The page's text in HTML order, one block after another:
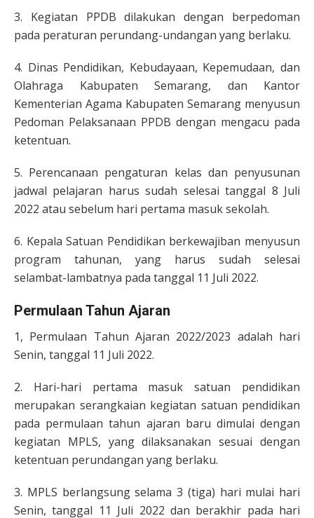
3. Kegiatan PPDB dilakukan dengan berpedoman
pada peraturan perundang-undangan yang berlaku.
4. Dinas Pendidikan, Kebudayaan, Kepemudaan, dan
Olahraga Kabupaten Semarang, dan Kantor
Kementerian Agama Kabupaten Semarang menyusun
Pedoman Pelaksanaan PPDB dengan mengacu pada
ketentuan.
5. Perencanaan pengaturan kelas dan penyusunan
jadwal pelajaran harus sudah selesai tanggal 8 Juli
2022 atau sebelum hari pertama masuk sekolah.
6. Kepala Satuan Pendidikan berkewajiban menyusun
program tahunan, yang harus sudah selesai
selambat-lambatnya pada tanggal 11 Juli 2022.
Permulaan Tahun Ajaran
1, Permulaan Tahun Ajaran 2022/2023 adalah hari
Senin, tanggal 11 Juli 2022.
2. Hari-hari pertama masuk satuan pendidikan
merupakan serangkaian kegiatan satuan pendidikan
pada permulaan tahun ajaran baru dimulai dengan
kegiatan MPLS, yang dilaksanakan sesuai dengan
ketentuan perundangan yang berlaku.
3. MPLS berlangsung selama 3 (tiga) hari mulai hari
Senin, tanggal 11 Juli 2022 dan berakhir pada hari